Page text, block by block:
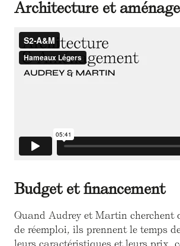
Architecture et
Budget et financement
Quand Audrey et Martin cherchent
de réemploi, ils prennent le temps
leurs caractéristiques et leurs prix,